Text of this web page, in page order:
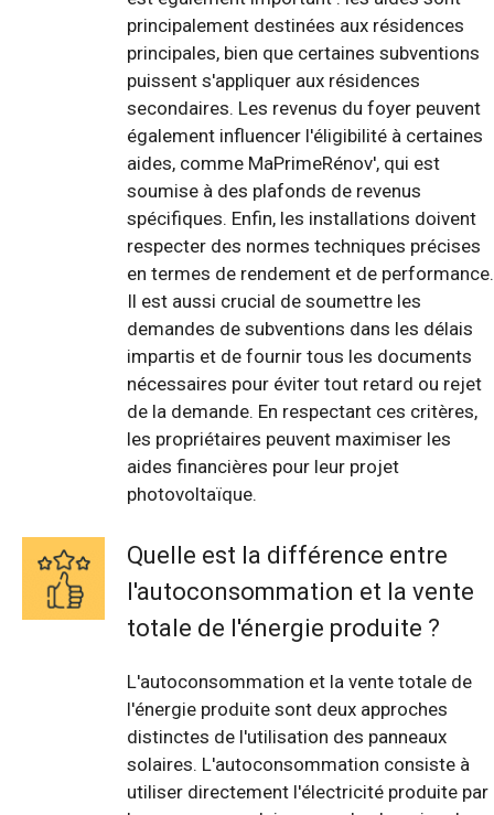
principalement destinées aux résidences
principales, bien que certaines subventions
puissent s'appliquer aux résidences
secondaires. Les revenus du foyer peuvent
également influencer l'éligibilité à certaines
aides, comme MaPrimeRénov', qui est
soumise à des plafonds de revenus
spécifiques. Enfin, les installations doivent
respecter des normes techniques précises
en termes de rendement et de performance.
Il est aussi crucial de soumettre les
demandes de subventions dans les délais
impartis et de fournir tous les documents
nécessaires pour éviter tout retard ou rejet
de la demande. En respectant ces critères,
les propriétaires peuvent maximiser les
aides financières pour leur projet
photovoltaïque.
Quelle est la différence entre
l'autoconsommation et la vente
totale de l'énergie produite ?
L'autoconsommation et la vente totale de
l'énergie produite sont deux approches
distinctes de l'utilisation des panneaux
solaires. L'autoconsommation consiste à
utiliser directement l'électricité produite par